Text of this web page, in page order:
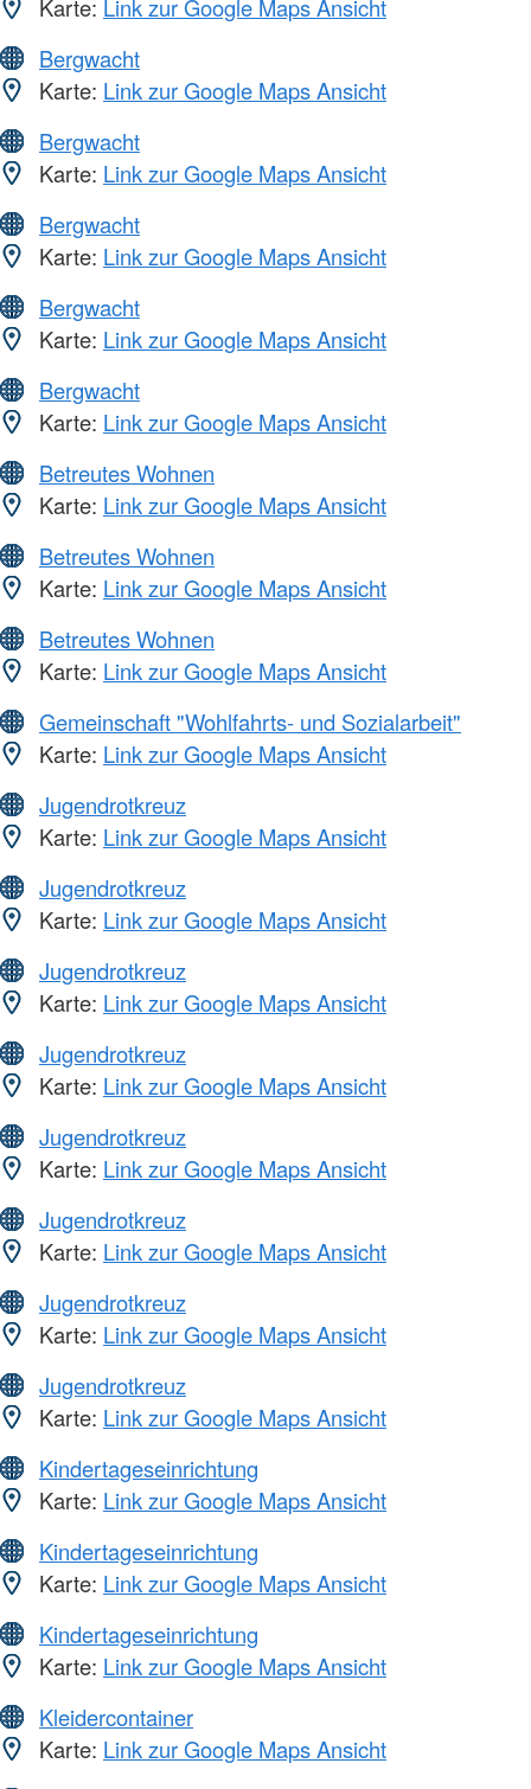
Karte: Link zur Google Maps Ansicht
Bergwacht
Karte: Link zur Google Maps Ansicht
Bergwacht
Karte: Link zur Google Maps Ansicht
Bergwacht
Karte: Link zur Google Maps Ansicht
Bergwacht
Karte: Link zur Google Maps Ansicht
Bergwacht
Karte: Link zur Google Maps Ansicht
Betreutes Wohnen
Karte: Link zur Google Maps Ansicht
Betreutes Wohnen
Karte: Link zur Google Maps Ansicht
Betreutes Wohnen
Karte: Link zur Google Maps Ansicht
Gemeinschaft "Wohlfahrts- und Sozialarbeit"
Karte: Link zur Google Maps Ansicht
Jugendrotkreuz
Karte: Link zur Google Maps Ansicht
Jugendrotkreuz
Karte: Link zur Google Maps Ansicht
Jugendrotkreuz
Karte: Link zur Google Maps Ansicht
Jugendrotkreuz
Karte: Link zur Google Maps Ansicht
Jugendrotkreuz
Karte: Link zur Google Maps Ansicht
Jugendrotkreuz
Karte: Link zur Google Maps Ansicht
Jugendrotkreuz
Karte: Link zur Google Maps Ansicht
Jugendrotkreuz
Karte: Link zur Google Maps Ansicht
Kindertageseinrichtung
Karte: Link zur Google Maps Ansicht
Kindertageseinrichtung
Karte: Link zur Google Maps Ansicht
Kindertageseinrichtung
Karte: Link zur Google Maps Ansicht
Kleidercontainer
Karte: Link zur Google Maps Ansicht